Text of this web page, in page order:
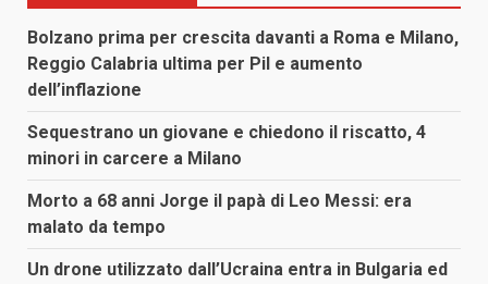
Bolzano prima per crescita davanti a Roma e Milano,
Reggio Calabria ultima per Pil e aumento
dell’inflazione
Sequestrano un giovane e chiedono il riscatto, 4
minori in carcere a Milano
Morto a 68 anni Jorge il papà di Leo Messi: era
malato da tempo
Un drone utilizzato dall’Ucraina entra in Bulgaria ed